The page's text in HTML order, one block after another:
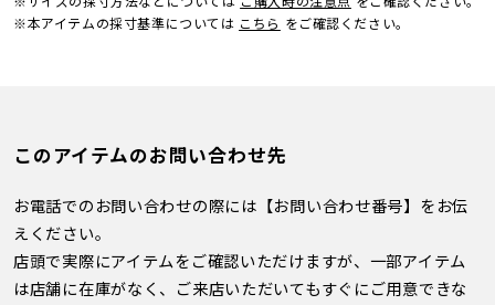
※本アイテムの採寸基準については こちら をご確認ください。
このアイテムのお問い合わせ先
お電話でのお問い合わせの際には【お問い合わせ番号】をお伝
えください。
店頭で実際にアイテムをご確認いただけますが、一部アイテム
は店舗に在庫がなく、ご来店いただいてもすぐにご用意できな